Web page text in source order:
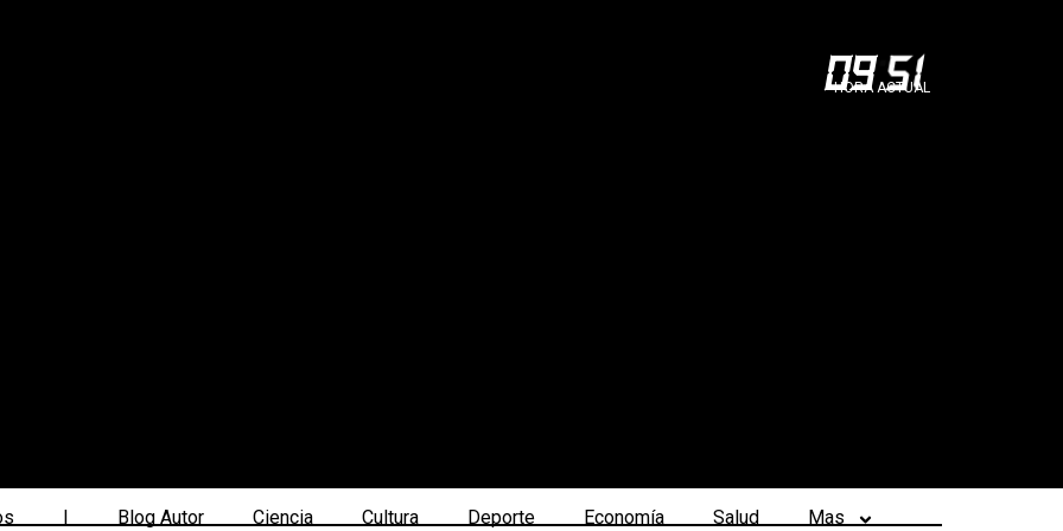
09:51
HORA ACTUAL
| Blog Autor Ciencia Cultura Deporte Economía Salud Mas